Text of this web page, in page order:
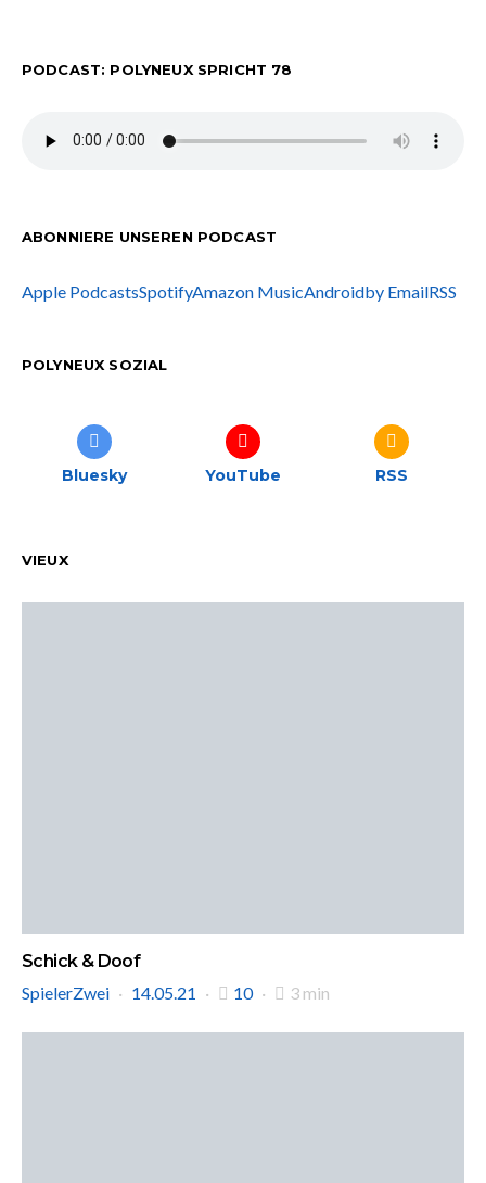
PODCAST: POLYNEUX SPRICHT 78
ABONNIERE UNSEREN PODCAST
Apple PodcastsSpotifyAmazon MusicAndroidby EmailRSS
POLYNEUX SOZIAL
Bluesky YouTube RSS
VIEUX
Schick & Doof
SpielerZwei
14.05.21 10 3 min